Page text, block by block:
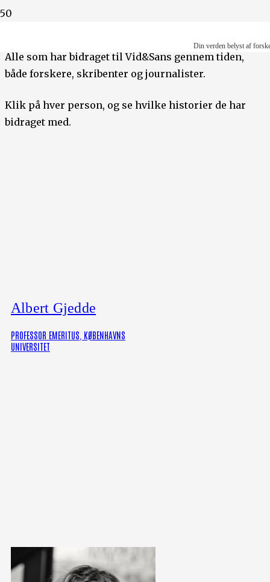
Din verden belyst af
Alle som har bidraget til Vid&Sans gennem tiden,
både forskere, skribenter og journalister.
Klik på hver person, og se hvilke historier de har
bidraget med.
Albert Gjedde
PROFESSOR EMERITUS, KØBENHAVNS
UNIVERSITET